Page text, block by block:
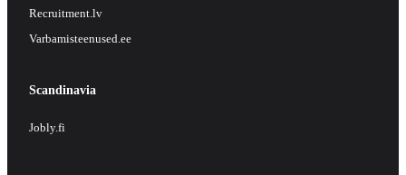
Recruitment.lv
Varbamisteenused.ee
Scandinavia
Jobly.fi